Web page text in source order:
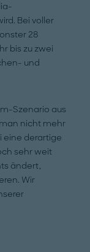
Bei voller
28
bis zu zwei
und
Szenario aus
nicht mehr
eine derartige
sehr weit
ändert,
Wir